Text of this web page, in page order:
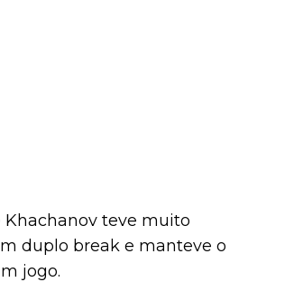
Khachanov teve muito
duplo break e manteve o
jogo.